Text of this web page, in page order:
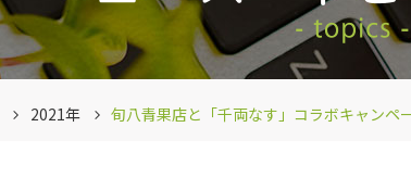
米
所在地・連絡先
2021年 旬八青果店と「千両なす」コラボキャンペ